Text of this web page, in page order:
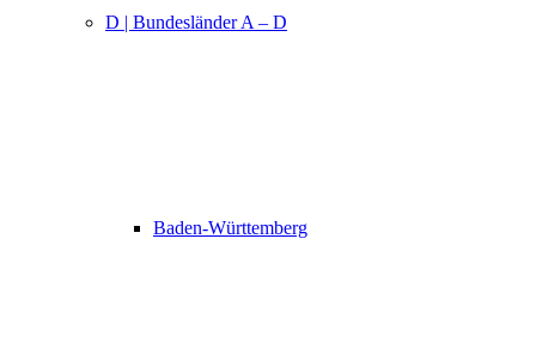
D | Bundesländer A – D
Baden-Württemberg